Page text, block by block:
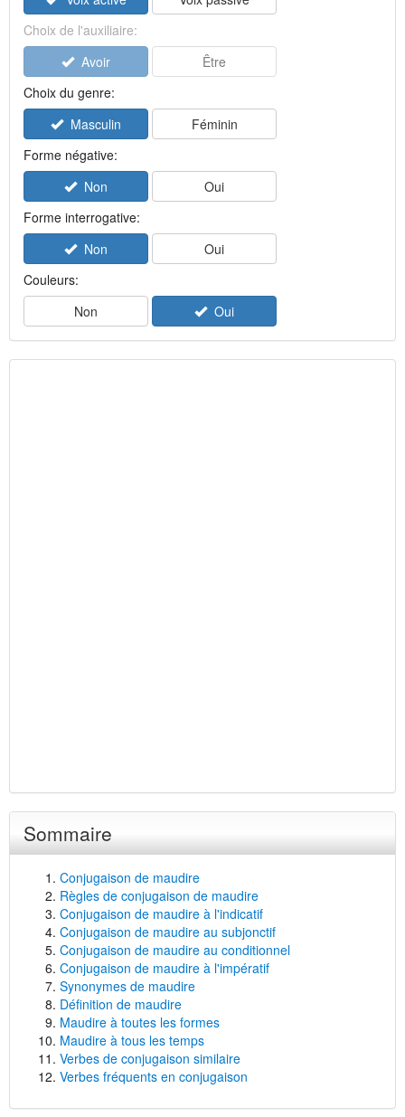
Choix de l'auxiliaire:
Avoir
Être
Choix du genre:
Masculin
Féminin
Forme négative:
Non
Oui
Forme interrogative:
Non
Oui
Couleurs:
Non
Oui
Sommaire
Conjugaison de maudire
Règles de conjugaison de maudire
Conjugaison de maudire à l'indicatif
Conjugaison de maudire au subjonctif
Conjugaison de maudire au conditionnel
Conjugaison de maudire à l'impératif
Synonymes de maudire
Définition de maudire
Maudire à toutes les formes
Maudire à tous les temps
Verbes de conjugaison similaire
Verbes fréquents en conjugaison